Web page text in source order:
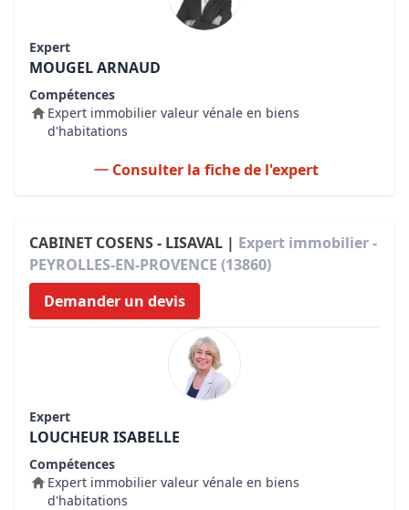
Expert
MOUGEL ARNAUD
Compétences
Expert immobilier valeur vénale en biens
d'habitations
Consulter la fiche de l'expert
CABINET COSENS - LISAVAL | Expert immobilier -
PEYROLLES-EN-PROVENCE (13860)
Demander un devis
Expert
LOUCHEUR ISABELLE
Compétences
Expert immobilier valeur vénale en biens
d'habitations